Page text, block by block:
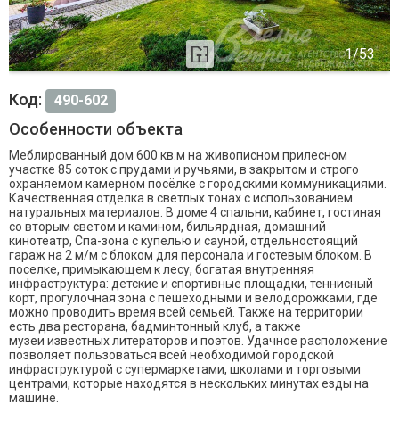
Код: 490-602
Особенности объекта
Меблированный дом 600 кв.м на живописном прилесном
участке 85 соток с прудами и ручьями, в закрытом и строго
охраняемом камерном посёлке с городскими коммуникациями.
Качественная отделка в светлых тонах с использованием
натуральных материалов. В доме 4 спальни, кабинет, гостиная
со вторым светом и камином, бильярдная, домашний
кинотеатр, Спа-зона с купелью и сауной, отдельностоящий
гараж на 2 м/м с блоком для персонала и гостевым блоком. В
поселке, примыкающем к лесу, богатая внутренняя
инфраструктура: детские и спортивные площадки, теннисный
корт, прогулочная зона с пешеходными и велодорожками, где
можно проводить время всей семьей. Также на территории
есть два ресторана, бадминтонный клуб, а также
музеи известных литераторов и поэтов. Удачное расположение
позволяет пользоваться всей необходимой городской
инфраструктурой с супермаркетами, школами и торговыми
центрами, которые находятся в нескольких минутах езды на
машине.